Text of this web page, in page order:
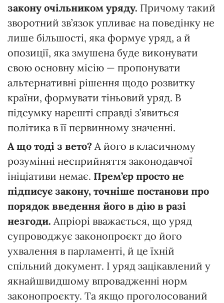
закону очільником уряду. Причому такий
зворотний зв’язок упливає на поведінку не
лише більшості, яка формує уряд, а й
опозиції, яка змушена буде виконувати
свою основну місію — пропонувати
альтернативні рішення щодо розвитку
країни, формувати тіньовий уряд. В
підсумку нарешті справді з’явиться
політика в її первинному значенні.
А що тоді з вето? А його в класичному
розумінні несприйняття законодавчої
ініціативи немає. Прем’єр просто не
підписує закону, точніше постанови про
порядок введення його в дію в разі
незгоди. Апріорі вважається, що уряд
супроводжує законопроєкт до його
ухвалення в парламенті, й це їхній
спільний документ. І уряд зацікавлений у
якнайшвидшому впровадженні норм
законопроєкту. Та якщо проголосований